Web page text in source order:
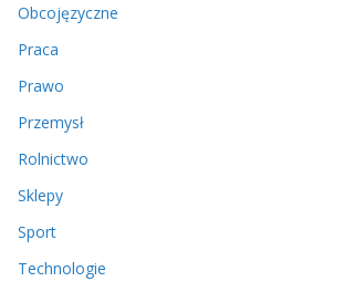
Obcojęzyczne
Praca
Prawo
Przemysł
Rolnictwo
Sklepy
Sport
Technologie